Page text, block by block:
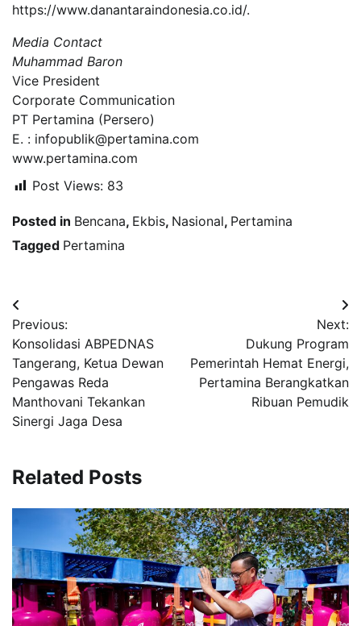
https://www.danantaraindonesia.co.id/.
Media Contact
Muhammad Baron
Vice President
Corporate Communication
PT Pertamina (Persero)
E. : infopublik@pertamina.com
www.pertamina.com
Post Views: 83
Posted in Bencana, Ekbis, Nasional, Pertamina
Tagged Pertamina
Navigasi
pos
Previous:
Konsolidasi ABPEDNAS
Tangerang, Ketua Dewan
Pengawas Reda
Manthovani Tekankan
Sinergi Jaga Desa
Next:
Dukung Program
Pemerintah Hemat Energi,
Pertamina Berangkatkan
Ribuan Pemudik
Related Posts